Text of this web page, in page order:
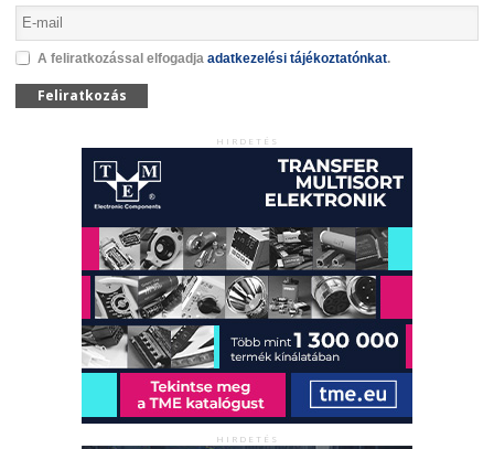
A feliratkozással elfogadja adatkezelési tájékoztatónkat.
Feliratkozás
HIRDETÉS
HIRDETÉS